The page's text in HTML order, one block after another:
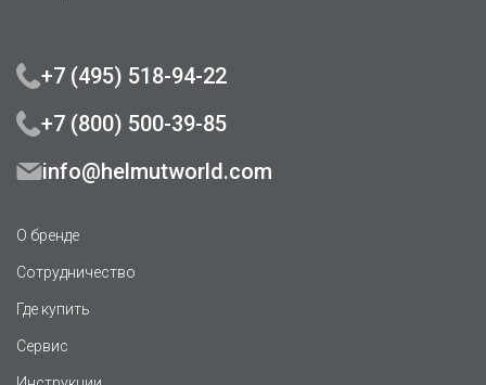
+7 (495) 518-94-22
+7 (800) 500-39-85
info@helmutworld.com
О бренде
Сотрудничество
Где купить
Сервис